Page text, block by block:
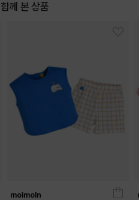
께 본 상품
moimoln